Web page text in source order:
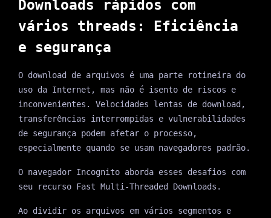
Downloads rápidos com
vários threads: Eficiência
e segurança
O download de arquivos é uma parte rotineira do
uso da Internet, mas não é isento de riscos e
inconvenientes. Velocidades lentas de download,
transferências interrompidas e vulnerabilidades
de segurança podem afetar o processo,
especialmente quando se usam navegadores padrão.
O navegador Incognito aborda esses desafios com
seu recurso Fast Multi-Threaded Downloads.
Ao dividir os arquivos em vários segmentos e